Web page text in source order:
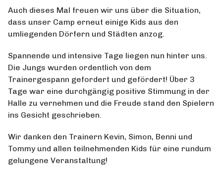
Auch dieses Mal freuen wir uns über die Situation,
dass unser Camp erneut einige Kids aus den
umliegenden Dörfern und Städten anzog.
Spannende und intensive Tage liegen nun hinter uns.
Die Jungs wurden ordentlich von dem
Trainergespann gefordert und gefördert! Über 3
Tage war eine durchgängig positive Stimmung in der
Halle zu vernehmen und die Freude stand den Spielern
ins Gesicht geschrieben.
Wir danken den Trainern Kevin, Simon, Benni und
Tommy und allen teilnehmenden Kids für eine rundum
gelungene Veranstaltung!